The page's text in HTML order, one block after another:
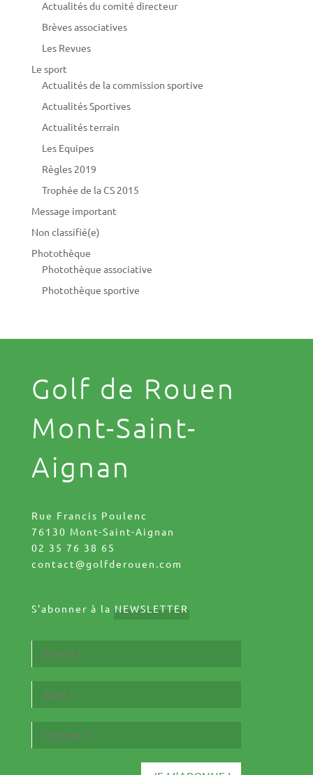
Actualités du comité directeur
Brèves associatives
Les Revues
Le sport
Actualités de la commission sportive
Actualités Sportives
Actualités terrain
Les Equipes
Règles 2019
Trophée de la CS 2015
Message important
Non classifié(e)
Photothèque
Photothèque associative
Photothèque sportive
Golf de Rouen
Mont-Saint-
Aignan
Rue Francis Poulenc
76130 Mont-Saint-Aignan
02 35 76 38 65
contact@golfderouen.com
S'abonner à la NEWSLETTER